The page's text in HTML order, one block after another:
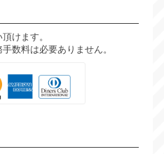
けます。
数料は必要ありません。